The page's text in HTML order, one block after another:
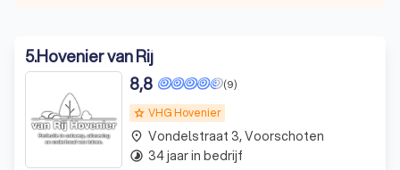
5.Hovenier van Rij
grade VHG Hovenier
(9)
8,8
place Vondelstraat 3, Voorschoten
timelapse 34 jaar in bedrijf